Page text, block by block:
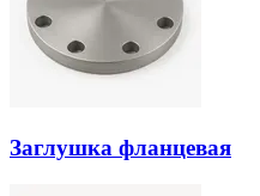
Заглушка фланцевая